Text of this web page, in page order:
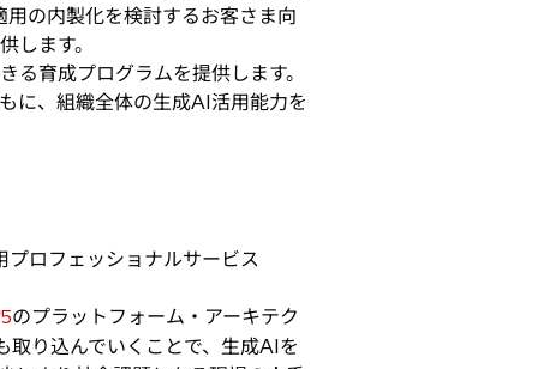
の内製化を検討するお客さま向
します。
育成プログラムを提供します。
に、組織全体の生成AI活用能力を
ロフェッショナルサービス
のプラットフォーム・アーキテク
り込んでいくことで、生成AIを